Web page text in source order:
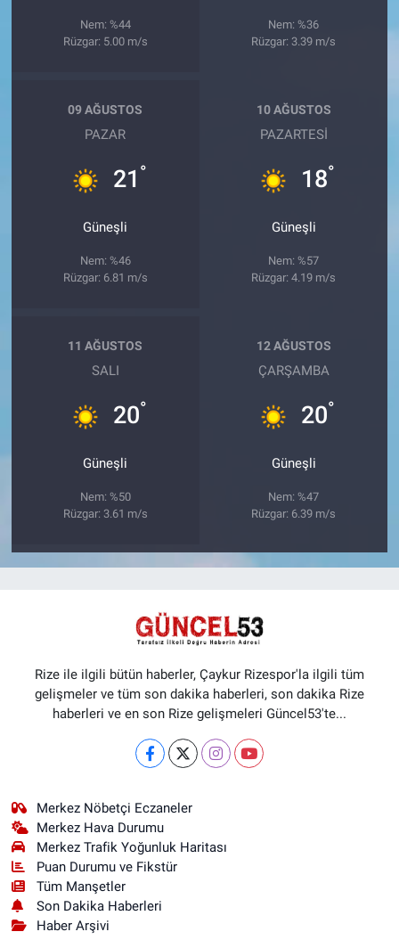
Nem: %44
Rüzgar: 5.00 m/s
Nem: %36
Rüzgar: 3.39 m/s
09 AĞUSTOS
PAZAR
21 °
Güneşli
Nem: %46
Rüzgar: 6.81 m/s
10 AĞUSTOS
PAZARTESI
18°
Güneşli
Nem: %57
Rüzgar: 4.19 m/s
11 AĞUSTOS
SALI
20°
Güneşli
Nem: %50
Rüzgar: 3.61 m/s
12 AĞUSTOS
ÇARŞAMBA
20°
Güneşli
Nem: %47
Rüzgar: 6.39 m/s
Rize ile ilgili bütün haberler, Çaykur Rizespor'la ilgili tüm
gelişmeler ve tüm son dakika haberleri, son dakika Rize
haberleri ve en son Rize gelişmeleri Güncel53'te...
Merkez Nöbetçi Eczaneler
Merkez Hava Durumu
Merkez Trafik Yoğunluk Haritası
Puan Durumu ve Fikstür
Tüm Manşetler
Son Dakika Haberleri
Haber Arşivi